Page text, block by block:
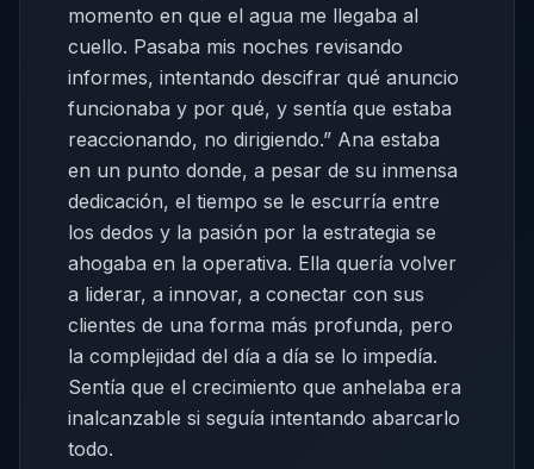
momento en que el agua me llegaba al
cuello. Pasaba mis noches revisando
informes, intentando descifrar qué anuncio
funcionaba y por qué, y sentía que estaba
reaccionando, no dirigiendo.” Ana estaba
en un punto donde, a pesar de su inmensa
dedicación, el tiempo se le escurría entre
los dedos y la pasión por la estrategia se
ahogaba en la operativa. Ella quería volver
a liderar, a innovar, a conectar con sus
clientes de una forma más profunda, pero
la complejidad del día a día se lo impedía.
Sentía que el crecimiento que anhelaba era
inalcanzable si seguía intentando abarcarlo
todo.